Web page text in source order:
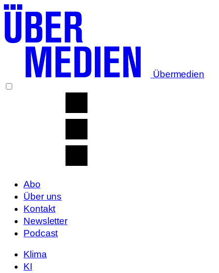
Übermedien
Abo
Über uns
Kontakt
Newsletter
Podcast
Klima
KI